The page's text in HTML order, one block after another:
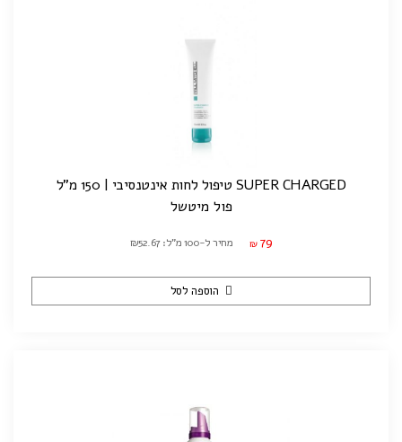
SUPER CHARGED טיפול לחות אינטנסיבי | 150 מ"ל
פול מיטשל
₪ 79 מחיר ל-100 מ"ל: ₪52.67
הוספה לסל